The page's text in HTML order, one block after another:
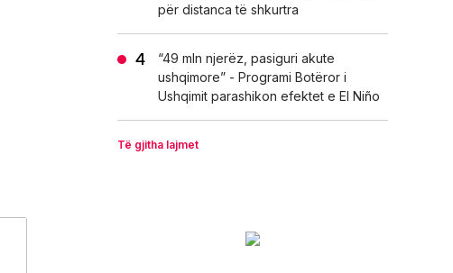
për distanca të shkurtra
“49 mln njerëz, pasiguri akute
ushqimore” - Programi Botëror i
Ushqimit parashikon efektet e El Niño
Të gjitha lajmet